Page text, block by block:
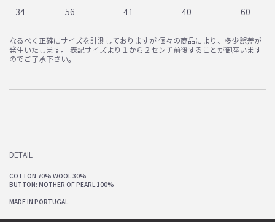
34 56 41 40 60
なるべく正確にサイズを計測しておりますが 個々の商品により、多少誤差が
発生いたします。 表記サイズより１から２センチ前後することが御座います
のでご了承下さい。
DETAIL
COTTON 70% WOOL 30%
BUTTON: MOTHER OF PEARL 100%
MADE IN PORTUGAL